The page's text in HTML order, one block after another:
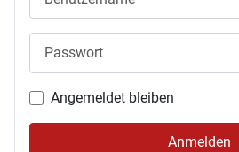
Angemeldet bleiben
Anmelden